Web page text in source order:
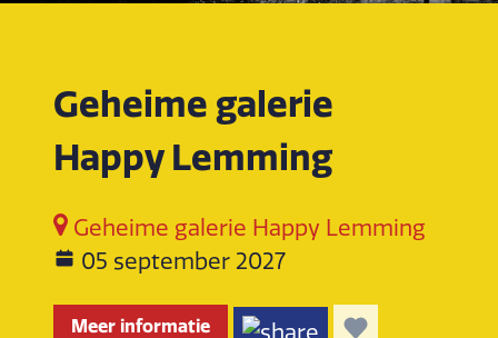
Geheime galerie
Happy Lemming
Geheime galerie Happy Lemming
05 september 2027
Meer informatie